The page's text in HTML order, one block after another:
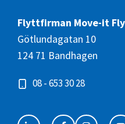
Flyttfirman Move-it
Götlundagatan 10
124 71 Bandhagen
08 - 653 30 28